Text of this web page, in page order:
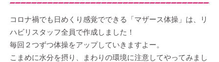
コロナ禍でも日めくり感覚でできる「マザース体操」は、リ
ハビリスタッフ全員で作成しました！
毎回２つずつ体操をアップしていきますよー。
こまめに水分を摂り、まわりの環境に注意してやってみまし